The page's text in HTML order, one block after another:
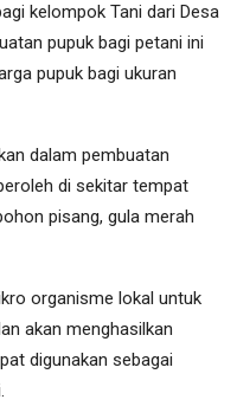
kelompok Tani dari Desa
pupuk bagi petani ini
pupuk bagi ukuran
dalam pembuatan
di sekitar tempat
pisang, gula merah
organisme lokal untuk
akan menghasilkan
digunakan sebagai